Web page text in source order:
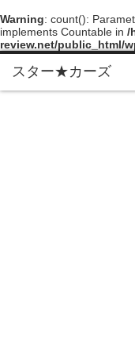
Warning: count():
implements Countable in /
review.net/public_html/